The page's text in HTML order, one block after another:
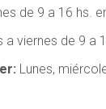
public_html/
de 9 a 16 hs.
a viernes de 9 a
Lunes,